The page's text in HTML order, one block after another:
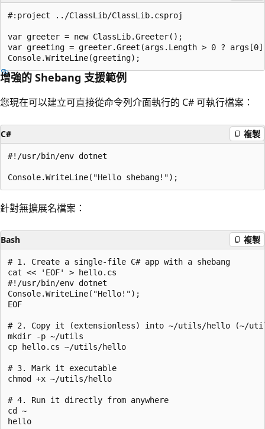
#:project ../ClassLib/ClassLib.csproj
var greeter = new ClassLib.Greeter();
var greeting = greeter.Greet(args.Length > 0 ?
增強的 Shebang 支援範例
您現在可以建立可直接從命令列介面執行的 C# 可執行檔案：
C# 複製
#!/usr/bin/env dotnet
針對無擴展名檔案：
Bash 複製
# 1. Create a single-file C# app with a shebang
cat << 'EOF' > hello.cs
#!/usr/bin/env dotnet
Console.WriteLine("Hello!");
EOF
# 2. Copy it (extensionless) into ~/utils/hello (~/utils
mkdir -p ~/utils
cp hello.cs ~/utils/hello
# 3. Mark it executable
chmod +x ~/utils/hello
# 4. Run it directly from anywhere
cd ~